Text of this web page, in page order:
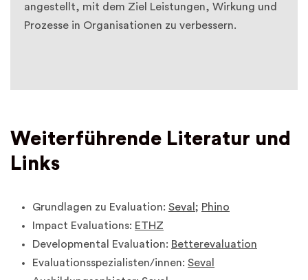
angestellt, mit dem Ziel Leistungen, Wirkung und
Prozesse in Organisationen zu verbessern.
Weiterführende Literatur und
Links
Grundlagen zu Evaluation: Seval ; Phino
Impact Evaluations: ETHZ
Developmental Evaluation: Betterevaluation
Evaluationsspezialisten/innen: Seval